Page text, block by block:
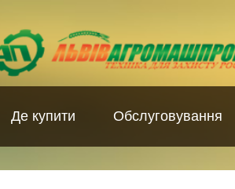
Де купити Обслуговування